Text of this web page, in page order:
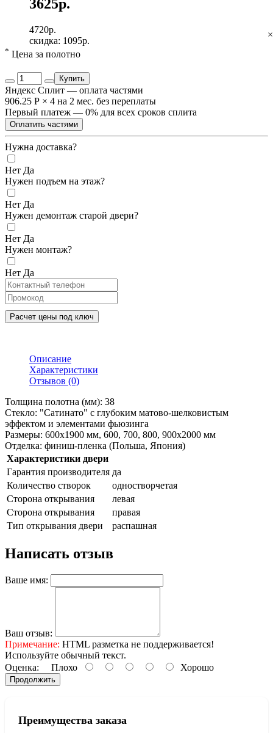
3625р.
4720р.
скидка: 1095р.
* Цена за полотно
Купить
Яндекс Сплит — оплата частями
906.25 Р × 4 на 2 мес. без переплаты
Первый платеж — 0% для всех сроков сплита
Оплатить частями
Нужна доставка?
Нет Да
Нужен подъем на этаж?
Нет Да
Нужен демонтаж старой двери?
Нет Да
Нужен монтаж?
Нет Да
Расчет цены под ключ
Описание
Характеристики
Отзывов (0)
Толщина полотна (мм): 38
Стекло: "Сатинато" с глубоким матово-шелковистым
эффектом и элементами фьюзинга
Размеры: 600х1900 мм, 600, 700, 800, 900х2000 мм
Отделка: финиш-пленка (Польша, Япония)
Характеристики двери
Гарантия производителя да
Количество створок
одностворчетая
Сторона открывания
левая
Сторона открывания
правая
Тип открывания двери
распашная
Написать отзыв
Ваше имя:
Ваш отзыв:
Примечание: HTML разметка не поддерживается!
Используйте обычный текст.
Оценка: Плохо Хорошо
Продолжить
Преимущества заказа
×